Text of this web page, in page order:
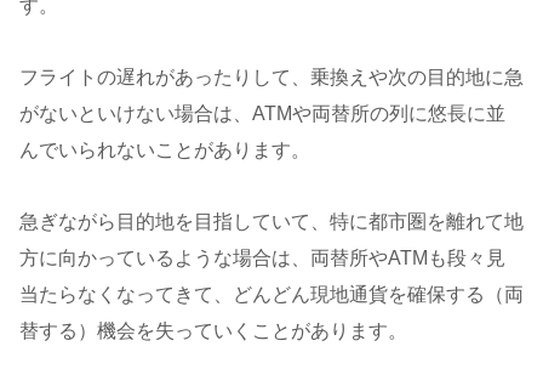
す。
フライトの遅れがあったりして、乗換えや次の目的地に急
がないといけない場合は、ATMや両替所の列に悠長に並
んでいられないことがあります。
急ぎながら目的地を目指していて、特に都市圏を離れて地
方に向かっているような場合は、両替所やATMも段々見
当たらなくなってきて、どんどん現地通貨を確保する（両
替する）機会を失っていくことがあります。